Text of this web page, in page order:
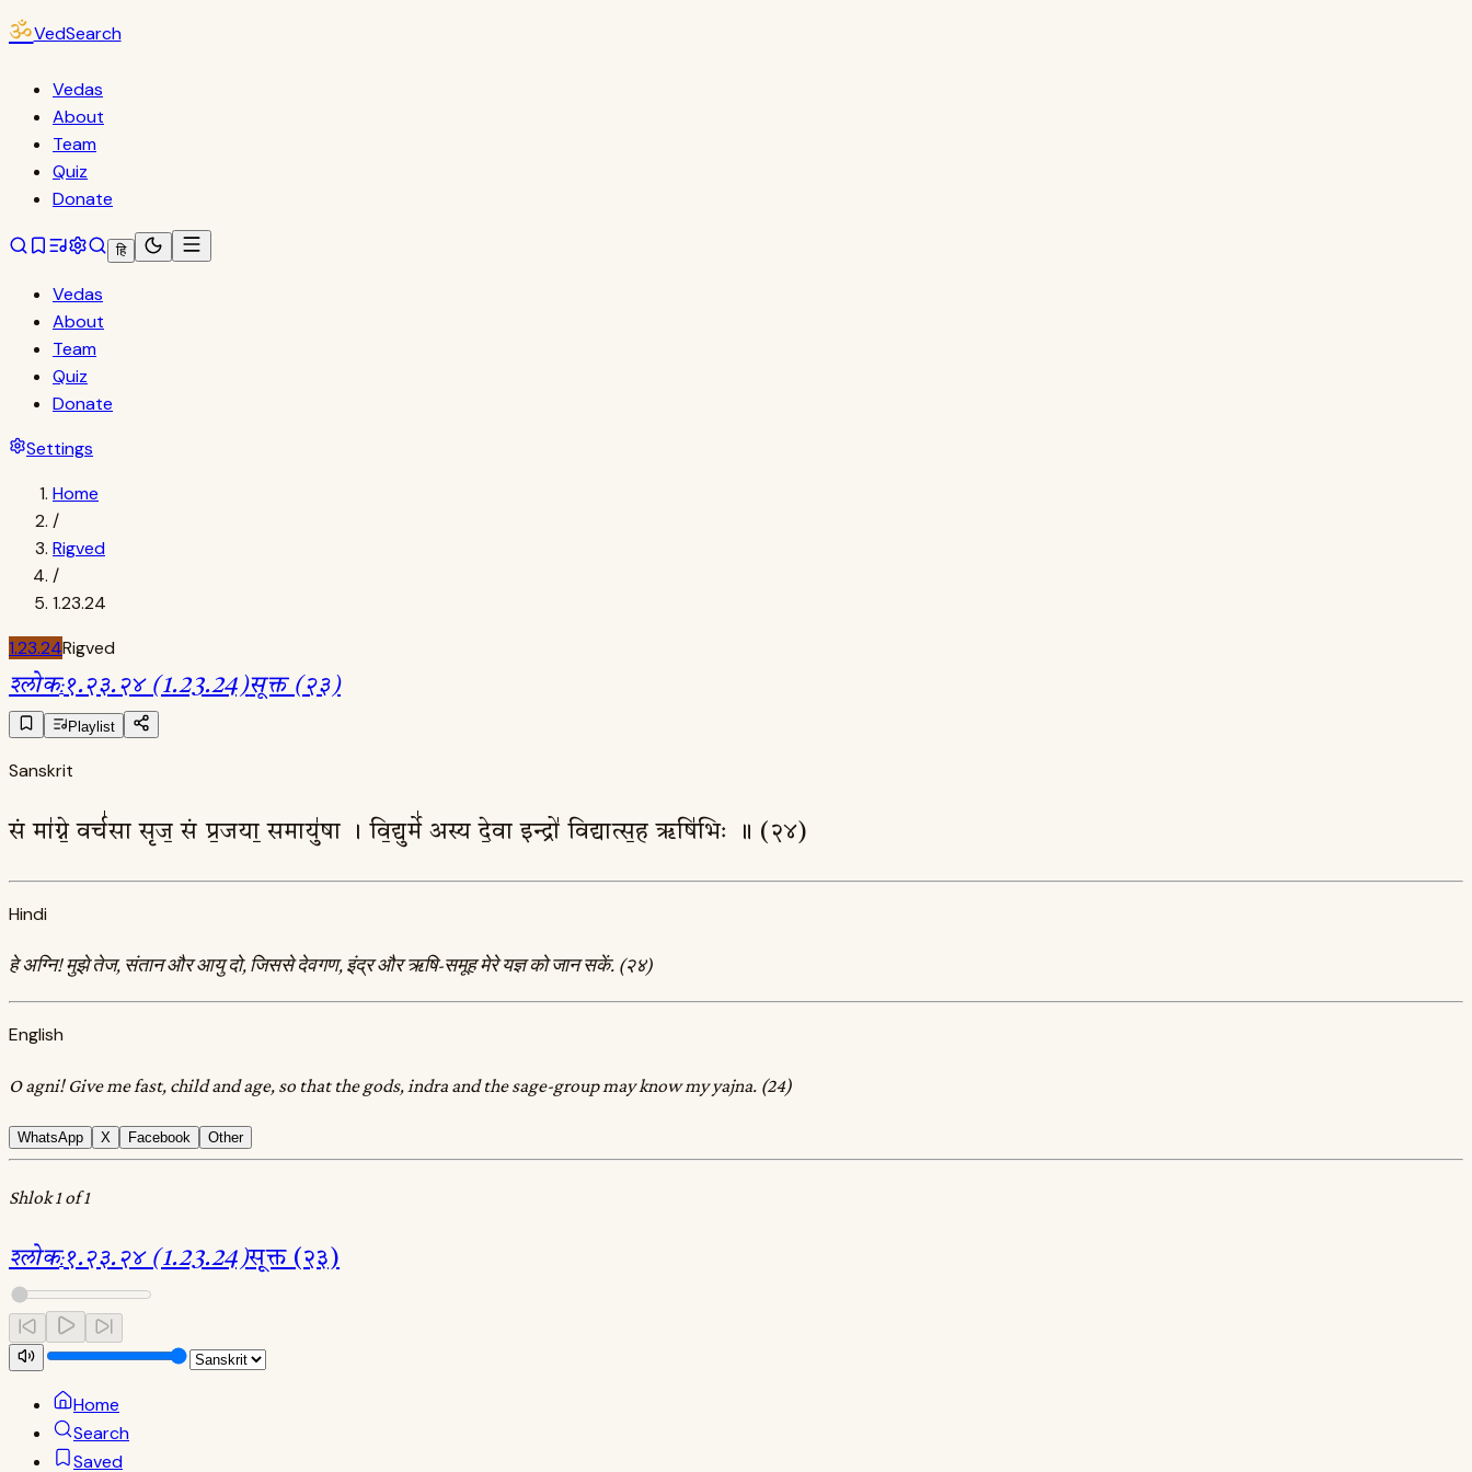
ॐVedSearch
Vedas
About
Team
Quiz
Donate
हि
Vedas
About
Team
Quiz
Donate
Settings
Home
/
Rigved
/
1.23.24
1.23.24Rigved
श्लोक:१.२३.२४ (1.23.24)सूक्त (२३)
Playlist
Sanskrit
सं मा॑ग्ने॒ वर्च॑सा सृज॒ सं प्र॒जया॒ समायु॑षा । वि॒द्युर्मे॑ अस्य दे॒वा इन्द्रो॑ विद्यात्स॒ह ऋषि॑भिः ॥ (२४)
Hindi
हे अग्नि! मुझे तेज, संतान और आयु दो, जिससे देवगण, इंद्र और ऋषि-समूह मेरे यज्ञ को जान सकें. (२४)
English
O agni! Give me fast, child and age, so that the gods, indra and the sage-group may know my yajna. (24)
WhatsApp X Facebook Other
Shlok 1 of 1
श्लोक:१.२३.२४ (1.23.24)सूक्त (२३)
Home
Search
Saved